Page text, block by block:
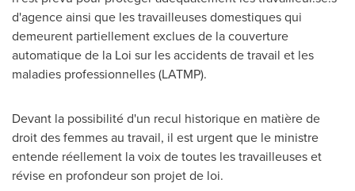
d'agence ainsi que les travailleuses domestiques qui
demeurent partiellement exclues de la couverture
automatique de la Loi sur les accidents de travail et les
maladies professionnelles (LATMP).
Devant la possibilité d'un recul historique en matière de
droit des femmes au travail, il est urgent que le ministre
entende réellement la voix de toutes les travailleuses et
révise en profondeur son projet de loi.